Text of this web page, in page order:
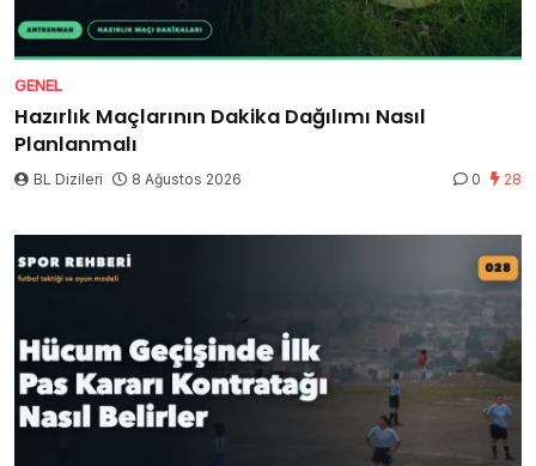
GENEL
Hazırlık Maçlarının Dakika Dağılımı Nasıl
Planlanmalı
BL Dizileri 8 Ağustos 2026 0 28